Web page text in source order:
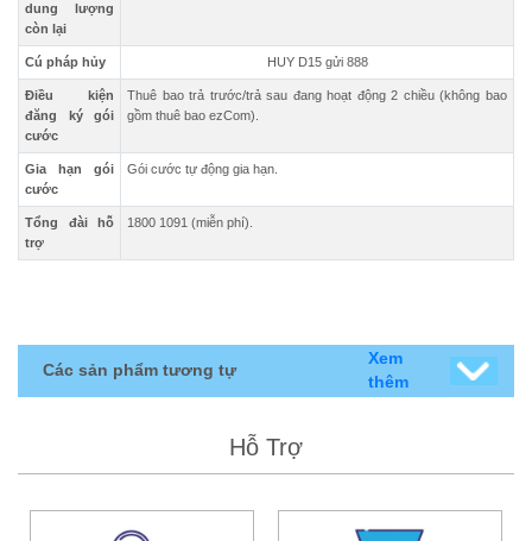
dung lượng
còn lại
Cú pháp hủy HUY D15 gửi 888
Điều kiện
đăng ký gói
cước
Thuê bao trả trước/trả sau đang hoạt động 2 chiều (không bao
gồm thuê bao ezCom).
Gia hạn gói
cước
Gói cước tự động gia hạn.
Tổng đài hỗ
trợ
1800 1091 (miễn phí).
Các sản phẩm tương tự
Xem
thêm
Hỗ Trợ